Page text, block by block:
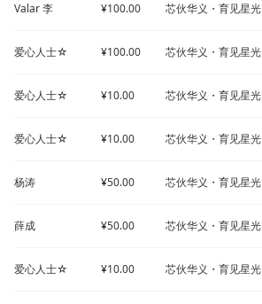
Valar 李 ¥100.00 芯伙华义・育见星光
爱心人士☆ ¥100.00 芯伙华义・育见星光
爱心人士☆ ¥10.00 芯伙华义・育见星光
爱心人士☆ ¥10.00 芯伙华义・育见星光
杨涛 ¥50.00 芯伙华义・育见星光
薛成 ¥50.00 芯伙华义・育见星光
爱心人士☆ ¥10.00 芯伙华义・育见星光